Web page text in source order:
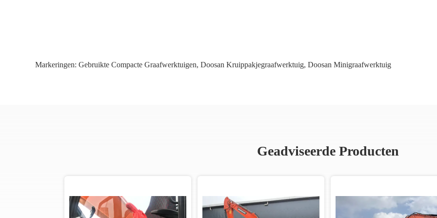
Markeringen: Gebruikte Compacte Graafwerktuigen, Doosan Kruippakjegraafwerktuig, Doosan Minigraafwerktuig
Geadviseerde Producten